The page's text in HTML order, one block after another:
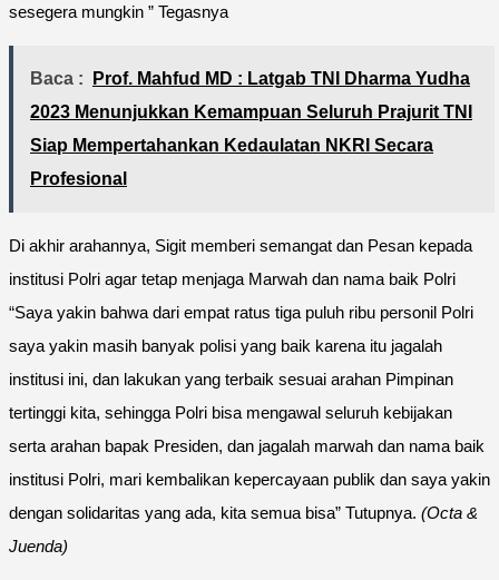
sesegera mungkin ” Tegasnya
Baca :
Prof. Mahfud MD : Latgab TNI Dharma Yudha
2023 Menunjukkan Kemampuan Seluruh Prajurit TNI
Siap Mempertahankan Kedaulatan NKRI Secara
Profesional
Di akhir arahannya, Sigit memberi semangat dan Pesan kepada
institusi Polri agar tetap menjaga Marwah dan nama baik Polri
“Saya yakin bahwa dari empat ratus tiga puluh ribu personil Polri
saya yakin masih banyak polisi yang baik karena itu jagalah
institusi ini, dan lakukan yang terbaik sesuai arahan Pimpinan
tertinggi kita, sehingga Polri bisa mengawal seluruh kebijakan
serta arahan bapak Presiden, dan jagalah marwah dan nama baik
institusi Polri, mari kembalikan kepercayaan publik dan saya yakin
dengan solidaritas yang ada, kita semua bisa” Tutupnya. (Octa &
Juenda)